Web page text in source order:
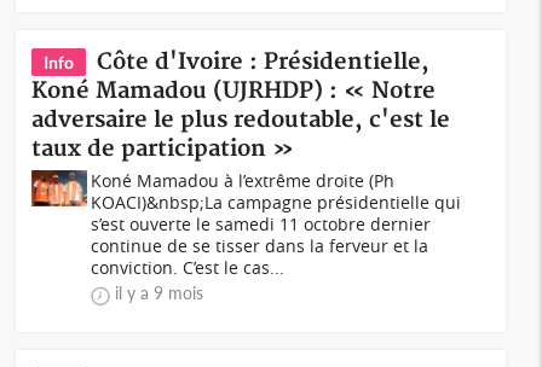
Info
Côte d'Ivoire : Présidentielle,
Koné Mamadou (UJRHDP) : « Notre
adversaire le plus redoutable, c'est le
taux de participation »
Koné Mamadou à l’extrême droite (Ph
KOACI)&nbsp;La campagne présidentielle qui
s’est ouverte le samedi 11 octobre dernier
continue de se tisser dans la ferveur et la
conviction. C’est le cas...
il y a 9 mois